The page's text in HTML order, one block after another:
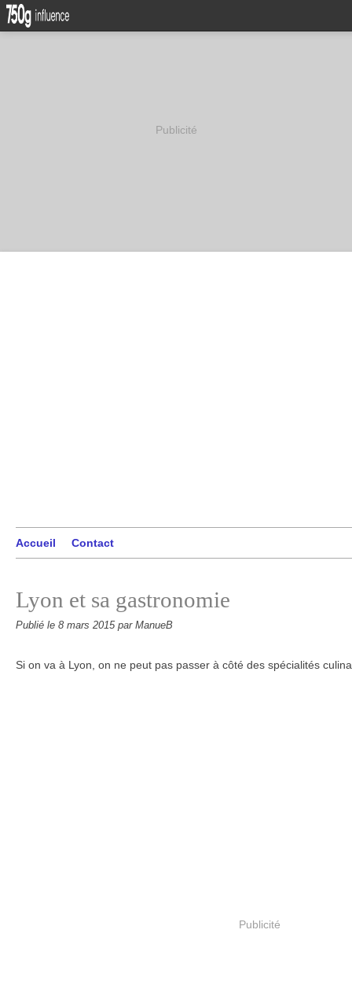
Publicité
Accueil Contact
Lyon et sa gastronomie
Publié le 8 mars 2015 par ManueB
Si on va à Lyon, on ne peut pas passer à côté des spécialités
Publicité